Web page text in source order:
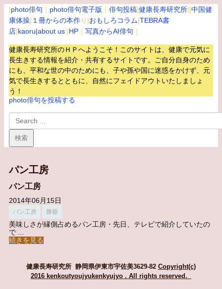
|photo俳句 ｜ photo俳句電子版 ｜ 俳句投稿|健康長寿研究所||中国健
康体操| １冊からの本作り|おもしろコラム|TEBRA書
店|kaoru|about us |HP ｜ 写真からAI俳句 ｜
健康長寿研究所のＨＰへようこそ！このサイトは、健康で元気に
長生きする情報を紹介・共有するサイトです。 ご自分自身のため
にも、平和な世の中のためにも、子や孫や国に迷惑をかけず、元
気で長生きするとともに、自然にフェイドアウトいたしましょ
う！
photo俳句を投稿する
パン工房
パン工房
2014年06月15日
パン工房 勝爺
美味しさが縁側占めるパン工房・先日、テレビで紹介していたの
で ...
続きを見る
健康長寿研究所 静岡県伊東市宇佐美3629-82 Copyright(c)
2016 kenkoutyoujyukenkyujyo . All rights reserved.